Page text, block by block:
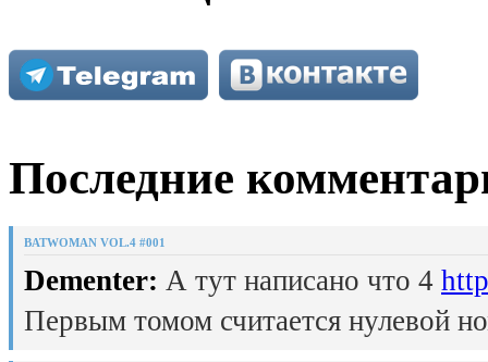
Последние
BATWOMAN VOL.4 #001
Dementer: А тут написано что 4
Первым томом считается нулевой